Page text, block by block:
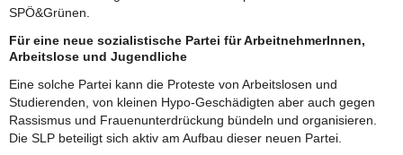
SPÖ&Grünen.
Für eine neue sozialistische Partei für ArbeitnehmerInnen,
Arbeitslose und Jugendliche
Eine solche Partei kann die Proteste von Arbeitslosen und
Studierenden, von kleinen Hypo-Geschädigten aber auch gegen
Rassismus und Frauenunterdrückung bündeln und organisieren.
Die SLP beteiligt sich aktiv am Aufbau dieser neuen Partei.